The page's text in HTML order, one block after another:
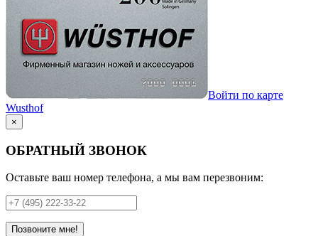
Войти по карте
Wusthof
×
ОБРАТНЫЙ ЗВОНОК
Оставьте ваш номер телефона, а мы вам перезвоним:
Позвоните мне!